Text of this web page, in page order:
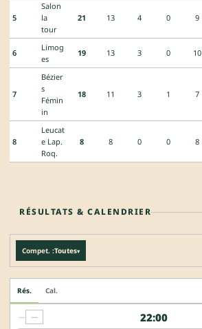
5
Salon
la
tour
21 13 4 0 9
6
Limog
es
19 13 3 0 10
7
Bézier
s
Fémin
in
18 11 3 1 7
8
Leucat
e Lap.
Roq.
8 8 0 0 8
RÉSULTATS & CALENDRIER
Compet. :Toutes▾
Rés. Cal.
22:00
— —